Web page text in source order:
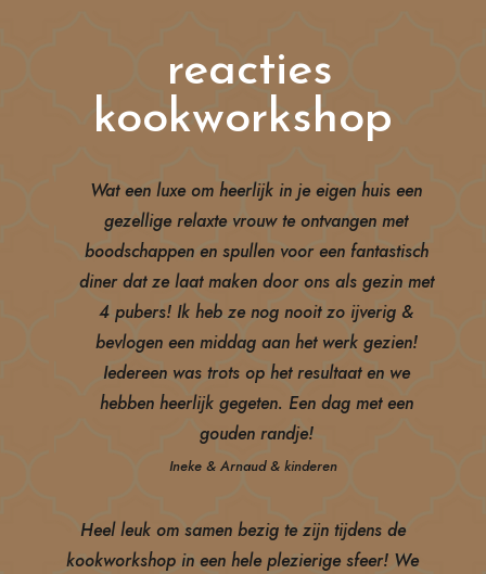
reacties
kookworkshop
Wat een luxe om heerlijk in je eigen huis een
gezellige relaxte vrouw te ontvangen met
boodschappen en spullen voor een fantastisch
diner dat ze laat maken door ons als gezin met
4 pubers! Ik heb ze nog nooit zo ijverig &
bevlogen een middag aan het werk gezien!
Iedereen was trots op het resultaat en we
hebben heerlijk gegeten. Een dag met een
gouden randje!
Ineke & Arnaud & kinderen
Heel leuk om samen bezig te zijn tijdens de
kookworkshop in een hele plezierige sfeer! We